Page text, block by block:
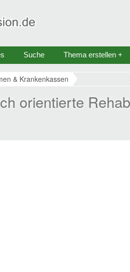
Suche Thema erstellen +
& Krankenkassen
orientierte